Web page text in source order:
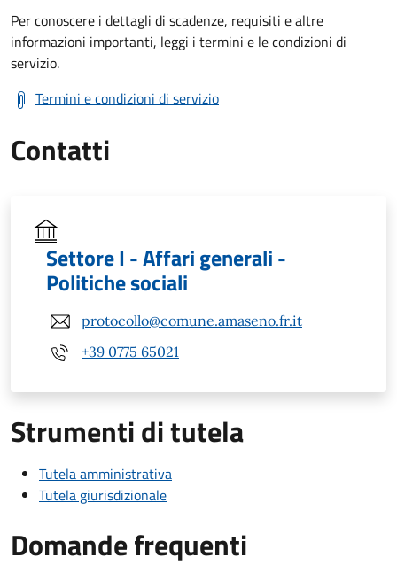
Per conoscere i dettagli di scadenze, requisiti e altre
informazioni importanti, leggi i termini e le condizioni di
servizio.
Termini e condizioni di servizio
Contatti
Settore I - Affari generali -
Politiche sociali
protocollo@comune.amaseno.fr.it
+39 0775 65021
Strumenti di tutela
Tutela amministrativa
Tutela giurisdizionale
Domande frequenti